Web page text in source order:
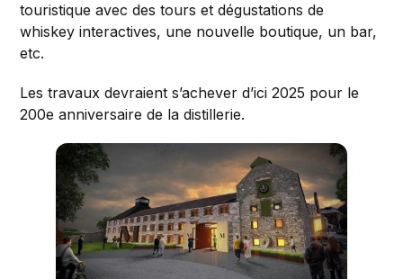
touristique avec des tours et dégustations de
whiskey interactives, une nouvelle boutique, un bar,
etc.
Les travaux devraient s’achever d’ici 2025 pour le
200e anniversaire de la distillerie.